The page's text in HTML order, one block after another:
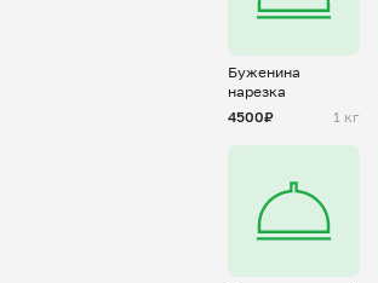
Буженина
нарезка
4500₽
1 кг